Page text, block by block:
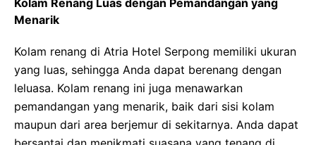
Kolam Renang Luas dengan Pemandangan yang
Menarik
Kolam renang di Atria Hotel Serpong memiliki ukuran
yang luas, sehingga Anda dapat berenang dengan
leluasa. Kolam renang ini juga menawarkan
pemandangan yang menarik, baik dari sisi kolam
maupun dari area berjemur di sekitarnya. Anda dapat